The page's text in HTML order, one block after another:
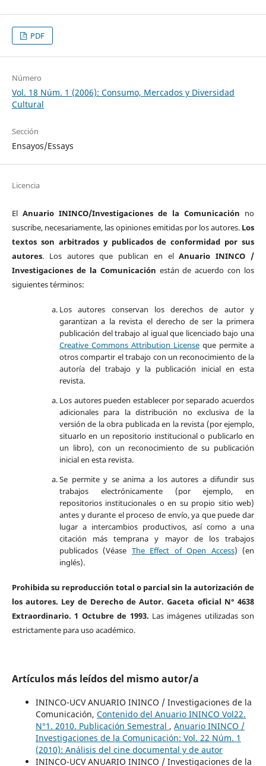
PDF
Número
Vol. 18 Núm. 1 (2006): Consumo, Mercados y Diversidad
Cultural
Sección
Ensayos/Essays
Licencia
El Anuario ININCO/Investigaciones de la Comunicación no
suscribe, necesariamente, las opiniones emitidas por los autores. Los
textos son arbitrados y publicados de conformidad por sus
autores. Los autores que publican en elAnuario ININCO /
Investigaciones de la Comunicación están de acuerdo con los
siguientes términos:
Los autores conservan los derechos de autor y
garantizan a la revista el derecho de ser la primera
publicación del trabajo al igual que licenciado bajo una
Creative Commons Attribution License que permite a
otros compartir el trabajo con un reconocimiento de la
autoría del trabajo y la publicación inicial en esta
revista.
Los autores pueden establecer por separado acuerdos
adicionales para la distribución no exclusiva de la
versión de la obra publicada en la revista (por ejemplo,
situarlo en un repositorio institucional o publicarlo en
un libro), con un reconocimiento de su publicación
inicial en esta revista.
Se permite y se anima a los autores a difundir sus
trabajos electrónicamente (por ejemplo, en
repositorios institucionales o en su propio sitio web)
antes y durante el proceso de envío, ya que puede dar
lugar a intercambios productivos, así como a una
citación más temprana y mayor de los trabajos
publicados (Véase The Effect of Open Access) (en
inglés).
Prohibida su reproducción total o parcial sin la autorización de
los autores. Ley de Derecho de Autor. Gaceta oficial N° 4638
Extraordinario. 1 Octubre de 1993. Las imágenes utilizadas son
estrictamente para uso académico.
Artículos más leídos del mismo autor/a
ININCO-UCV ANUARIO ININCO / Investigaciones de la
Comunicación, Contenido del Anuario ININCO Vol22.
N°1. 2010. Publicación Semestral , Anuario ININCO /
Investigaciones de la Comunicación: Vol. 22 Núm. 1
(2010): Análisis del cine documental y de autor
ININCO-UCV ANUARIO ININCO / Investigaciones de la